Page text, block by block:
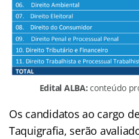
Edital ALBA: conteúdo
Os candidatos ao cargo
Taquigrafia, serão